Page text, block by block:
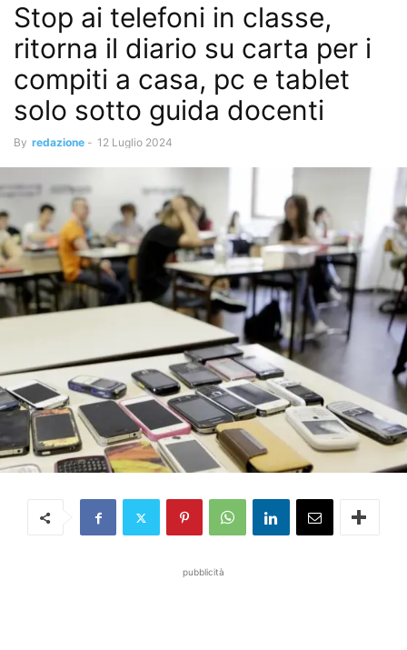
Stop ai telefoni in classe,
ritorna il diario su carta per i
compiti a casa, pc e tablet
solo sotto guida docenti
By redazione - 12 Luglio 2024
pubblicità